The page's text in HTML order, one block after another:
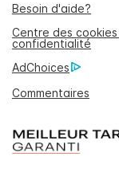
Besoin d'aide?
Centre des
confidentialité
AdChoices
Commentaires